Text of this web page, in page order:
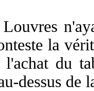
la
du
dessus de